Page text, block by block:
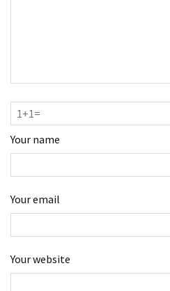
Your name
Your email
Your website